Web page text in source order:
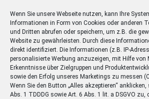
Wenn Sie unsere Webseite nutzen, kann Ihre
Informationen in Form von Cookies oder anderen
und Dritten abrufen oder speichern, um z.B. die
Website zu gewährleisten. Durch diese
direkt identifiziert. Die Informationen (z.B. IP-
personalisierte Werbung anzuzeigen, mit Hilfe
Erkenntnisse über Zielgruppen und
sowie den Erfolg unseres Marketings zu messen
Wenn Sie den Button „Alles akzeptieren“
Abs. 1 TDDDG sowie Art. 6 Abs. 1 lit. a DSGVO
iS+30 Tage lang kostenlos –
automatisch.
Step1of 3